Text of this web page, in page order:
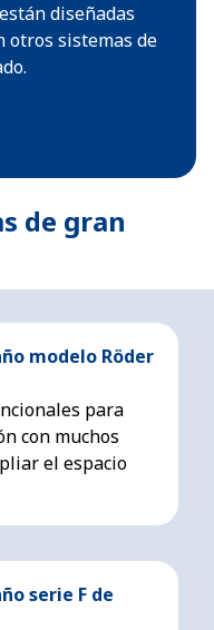
diseñadas
otros sistemas de
de gran
modelo Röder
para
con muchos
el espacio
serie F de